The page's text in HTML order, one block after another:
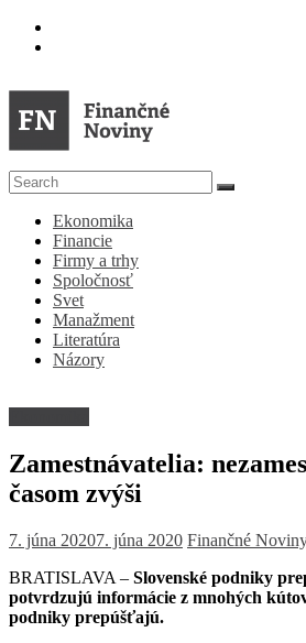
Skip
FN
Finančné
Noviny
Denník
ekonomike
spoločnosti
Ekonomika
Financie
Firmy a trhy
Spoločnosť
Svet
Manažment
Literatúra
Názory
Zamestnávatelia:
časom zvýši
7. júna 20207. júna 2020 Finančné
BRATISLAVA – Slovenské podniky
potvrdzujú informácie z mnohých
podniky prepúšťajú.